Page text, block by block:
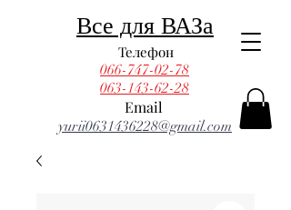
Email
Телефон
yurii0631436228@gmail.com
066-747-02-78
Все для ВАЗа
063-143-62-28